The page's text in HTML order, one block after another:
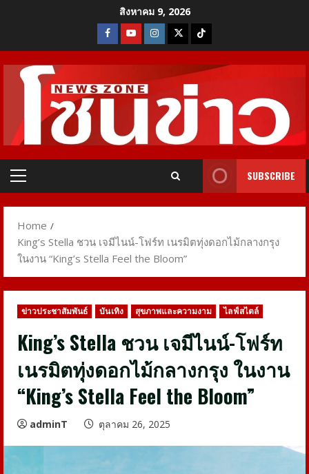
สิงหาคม 9, 2026
Facebook
YoutubeInstagram
X Tiktok
Primary
SUBSCRIBE
Home
King’s Stella ชวน เจมีไนน์-โฟร์ท เนรมิตทุ่งดอกไม้กลางกรุง
ในงาน “King’s Stella Feel the Bloom”
ข่าวประชาสัมพันธ์ บันเทิง สุขภาพและความงาม ไลฟ์สไตล์
King’s Stella ชวน เจมีไนน์-โฟร์ท
เนรมิตทุ่งดอกไม้กลางกรุง ในงาน
“King’s Stella Feel the Bloom”
adminT ตุลาคม 26, 2025